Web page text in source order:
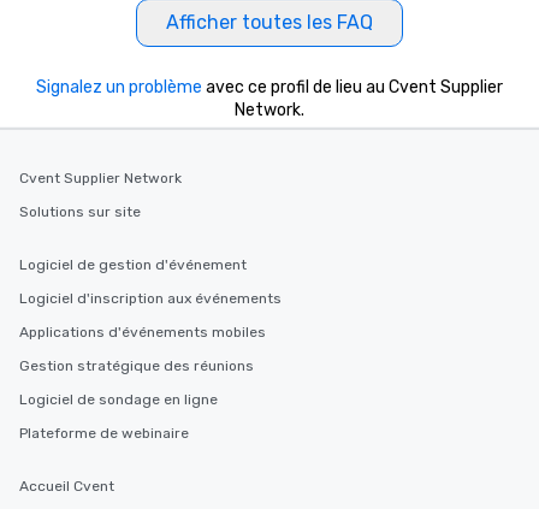
Afficher toutes les FAQ
Signalez un problème avec ce profil de lieu au Cvent Supplier
Network.
Cvent Supplier Network
Solutions sur site
Logiciel de gestion d'événement
Logiciel d'inscription aux événements
Applications d'événements mobiles
Gestion stratégique des réunions
Logiciel de sondage en ligne
Plateforme de webinaire
Accueil Cvent